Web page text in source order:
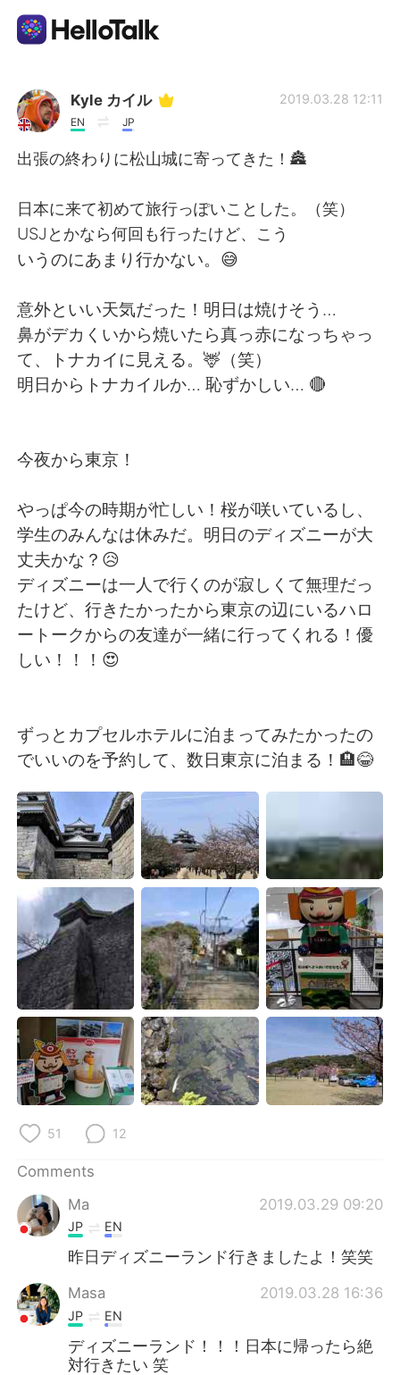
Language Exchange App
AI Grammar Checker
简体中文 繁體中文
Español العربية
Français Deutsch
Русский
Türkçe Tiếng Việt
Português
Kyle カイル
EN JP
2019.03.28 12:11
出張の終わりに松山城に寄ってきた！🏯
日本に来て初めて旅行っぽいことした。（笑）
USJとかなら何回も行ったけど、こう
いうのにあまり行かない。😅
意外といい天気だった！明日は焼けそう…
鼻がデカくいから焼いたら真っ赤になっちゃっ
て、トナカイに見える。🦌（笑）
明日からトナカイルか… 恥ずかしい… 🔴
今夜から東京！
やっぱ今の時期が忙しい！桜が咲いているし、
学生のみんなは休みだ。明日のディズニーが大
丈夫かな？😥
ディズニーは一人で行くのが寂しくて無理だっ
たけど、行きたかったから東京の辺にいるハロ
ートークからの友達が一緒に行ってくれる！優
しい！！！😍
ずっとカプセルホテルに泊まってみたかったの
でいいのを予約して、数日東京に泊まる！🏨😂
51 12
Comments
Ma
2019.03.29 09:20
JP EN
昨日ディズニーランド行きましたよ！笑笑
Masa 2019.03.28 16:36
JP EN
ディズニーランド！！！日本に帰ったら絶
対行きたい 笑